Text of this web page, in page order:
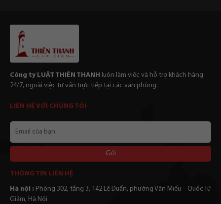
Công ty LUẬT THIÊN THANH luôn làm viêc và hỗ trợ khách hàng
24/7, ngoài việc tư vấn trực tiếp tại các văn phòng.
LIÊN HỆ VỚI CHÚNG TÔI
bạn
THÔNG TIN LIÊN HỆ
Hà nội : Phòng 302, tầng 3, 142 Lê Duẩn, phường Văn Miếu – Quốc Tử
Giám, Hà Nội